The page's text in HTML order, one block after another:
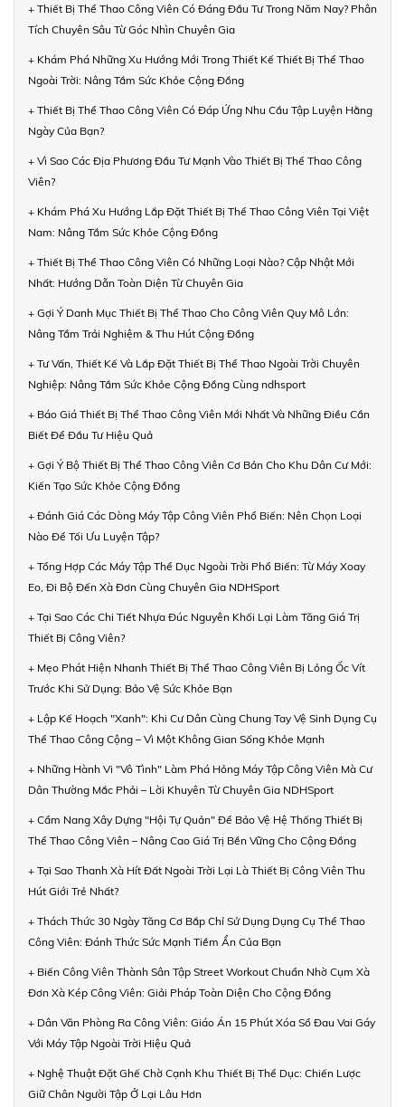
+ Thiết Bị Thể Thao Công Viên Có Đáng Đầu Tư Trong Năm Nay? Phân
Tích Chuyên Sâu Từ Góc Nhìn Chuyên Gia
+ Khám Phá Những Xu Hướng Mới Trong Thiết Kế Thiết Bị Thể Thao
Ngoài Trời: Nâng Tầm Sức Khỏe Cộng Đồng
+ Thiết Bị Thể Thao Công Viên Có Đáp Ứng Nhu Cầu Tập Luyện Hằng
Ngày Của Bạn?
+ Vì Sao Các Địa Phương Đầu Tư Mạnh Vào Thiết Bị Thể Thao Công
Viên?
+ Khám Phá Xu Hướng Lắp Đặt Thiết Bị Thể Thao Công Viên Tại Việt
Nam: Nâng Tầm Sức Khỏe Cộng Đồng
+ Thiết Bị Thể Thao Công Viên Có Những Loại Nào? Cập Nhật Mới
Nhất: Hướng Dẫn Toàn Diện Từ Chuyên Gia
+ Gợi Ý Danh Mục Thiết Bị Thể Thao Cho Công Viên Quy Mô Lớn:
Nâng Tầm Trải Nghiệm & Thu Hút Cộng Đồng
+ Tư Vấn, Thiết Kế Và Lắp Đặt Thiết Bị Thể Thao Ngoài Trời Chuyên
Nghiệp: Nâng Tầm Sức Khỏe Cộng Đồng Cùng ndhsport
+ Báo Giá Thiết Bị Thể Thao Công Viên Mới Nhất Và Những Điều Cần
Biết Để Đầu Tư Hiệu Quả
+ Gợi Ý Bộ Thiết Bị Thể Thao Công Viên Cơ Bản Cho Khu Dân Cư Mới:
Kiến Tạo Sức Khỏe Cộng Đồng
+ Đánh Giá Các Dòng Máy Tập Công Viên Phổ Biến: Nên Chọn Loại
Nào Để Tối Ưu Luyện Tập?
+ Tổng Hợp Các Máy Tập Thể Dục Ngoài Trời Phổ Biến: Từ Máy Xoay
Eo, Đi Bộ Đến Xà Đơn Cùng Chuyên Gia NDHSport
+ Tại Sao Các Chi Tiết Nhựa Đúc Nguyên Khối Lại Làm Tăng Giá Trị
Thiết Bị Công Viên?
+ Mẹo Phát Hiện Nhanh Thiết Bị Thể Thao Công Viên Bị Lỏng Ốc Vít
Trước Khi Sử Dụng: Bảo Vệ Sức Khỏe Bạn
+ Lập Kế Hoạch "Xanh": Khi Cư Dân Cùng Chung Tay Vệ Sinh Dụng Cụ
Thể Thao Công Cộng – Vì Một Không Gian Sống Khỏe Mạnh
+ Những Hành Vi "Vô Tình" Làm Phá Hỏng Máy Tập Công Viên Mà Cư
Dân Thường Mắc Phải – Lời Khuyên Từ Chuyên Gia NDHSport
+ Cẩm Nang Xây Dựng "Hội Tự Quản" Để Bảo Vệ Hệ Thống Thiết Bị
Thể Thao Công Viên – Nâng Cao Giá Trị Bền Vững Cho Cộng Đồng
+ Tại Sao Thanh Xà Hít Đất Ngoài Trời Lại Là Thiết Bị Công Viên Thu
Hút Giới Trẻ Nhất?
+ Thách Thức 30 Ngày Tăng Cơ Bắp Chỉ Sử Dụng Dụng Cụ Thể Thao
Công Viên: Đánh Thức Sức Mạnh Tiềm Ẩn Của Bạn
+ Biến Công Viên Thành Sân Tập Street Workout Chuẩn Nhờ Cụm Xà
Đơn Xà Kép Công Viên: Giải Pháp Toàn Diện Cho Cộng Đồng
+ Dân Văn Phòng Ra Công Viên: Giáo Án 15 Phút Xóa Sổ Đau Vai Gáy
Với Máy Tập Ngoài Trời Hiệu Quả
+ Nghệ Thuật Đặt Ghế Chờ Cạnh Khu Thiết Bị Thể Dục: Chiến Lược
Giữ Chân Người Tập Ở Lại Lâu Hơn